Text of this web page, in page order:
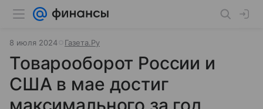
8 июля 2024 Газета.Ру
Товарооборот России и
США в мае достиг